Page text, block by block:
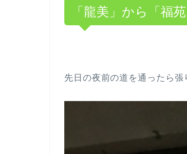
「龍美」から「福
先日の夜前の道を通ったら張